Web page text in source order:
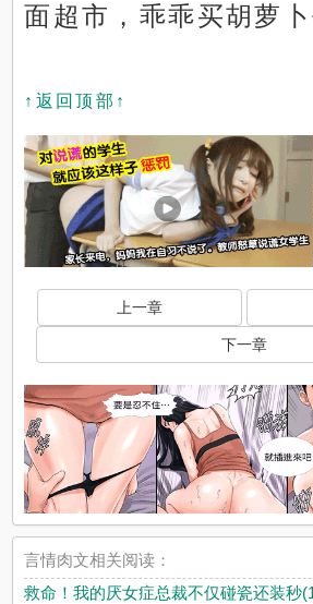
面超市，乖乖买胡萝卜
↑返回顶部↑
上一章
下一章
言情肉文相关阅读：
救命！我的厌女症总裁不仅碰瓷还装秒